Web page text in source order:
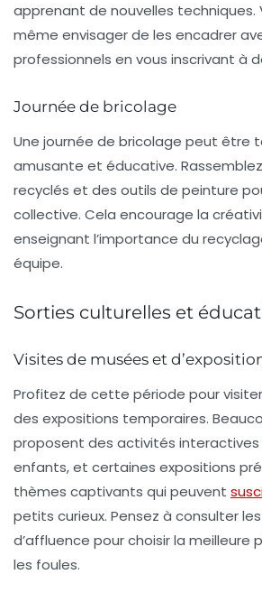
apprenant de nouvelles techniques.
même envisager de les encadrer
professionnels en vous inscrivant à
Journée de bricolage
Une journée de bricolage peut être
amusante et éducative.
recyclés et des outils de peinture
collective. Cela encourage la
enseignant l’importance du
équipe.
Sorties culturelles et
Visites de musées et
Profitez de cette période pour
des expositions temporaires.
proposent des activités
enfants, et certaines expositions
thèmes captivants qui peuvent
petits curieux. Pensez à consulter
d’affluence pour choisir la meilleure
les foules.